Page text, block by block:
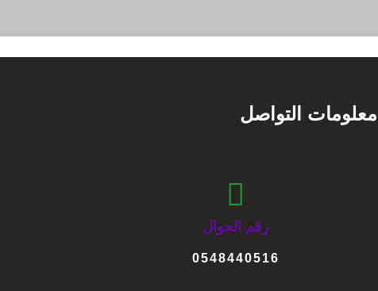
معلومات التواصل
رقم الجوال
0548440516